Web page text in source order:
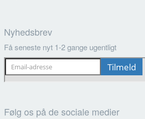
Nyhedsbrev
Få seneste nyt 1-2 gange ugentligt
Følg os på de sociale medier